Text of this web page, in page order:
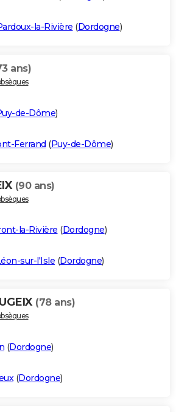
la-Rivière (Dordogne)
ans)
de-Dôme)
Ferrand (Puy-de-Dôme)
(90 ans)
la-Rivière (Dordogne)
sur-l'Isle (Dordogne)
(78 ans)
(Dordogne)
(Dordogne)